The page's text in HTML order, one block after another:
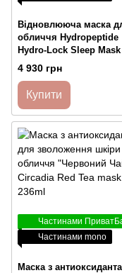
Відновлююча маска
обличчя Hydropeptide
Hydro-Lock Sleep Mask
4 930 грн
Купити
Частинами
Частинами mono
Маска з